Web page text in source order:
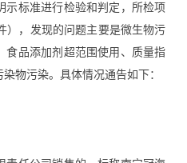
示标准进行检验和判定，所检项
），发现的问题主要是微生物污
食品添加剂超范围使用、质量指
物污染。具体情况通告如下：